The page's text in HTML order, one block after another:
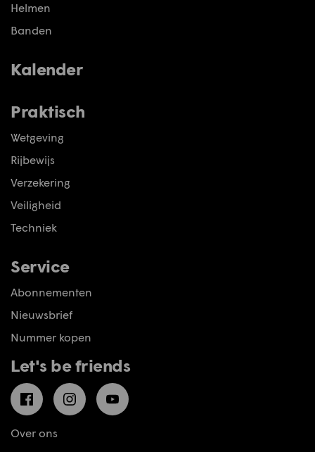
Helmen
Banden
Kalender
Praktisch
Wetgeving
Rijbewijs
Verzekering
Veiligheid
Techniek
Service
Abonnementen
Nieuwsbrief
Nummer kopen
Let's be friends
FacebookInstagramYouTube
Over ons